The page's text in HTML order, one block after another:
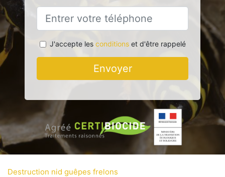
J'accepte les conditionset d'être rappelé
Envoyer
Destruction nid guêpes frelons